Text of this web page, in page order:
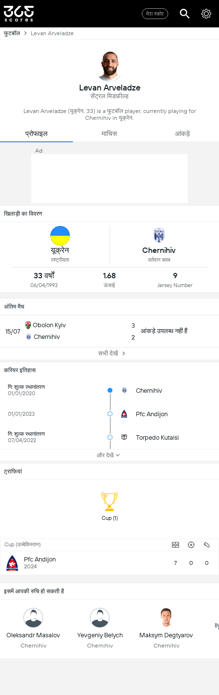
मेरा स्कोर
फुटबॉल Levan Arveladze
Levan Arveladze
सेंट्रल मिडफ़ील्ड
Levan Arveladze (यूक्रेन, 33) is a फुटबॉल player, currently playing for
Chernihiv in यूक्रेन.
प्रोफाइल माचिस आंकड़े
Ad
खिलाड़ी का विवरण
यूक्रेन
राष्ट्रीयता
Chernihiv
वर्तमान क्लब
33 वर्षों
06/04/1993
1.68
ऊंचाई
9
Jersey Number
अंतिम मैच
15/07
Obolon Kyiv
Chernihiv
3
2
आंकड़े उपलब्ध नहीं हैं
सभी देखें
करियर इतिहास
नि: शुल्क स्थानांतरण
01/01/2020
Chernihiv
01/01/2023 Pfc Andijon
नि: शुल्क स्थानांतरण
07/04/2022
Torpedo Kutaisi
और देखें
ट्राफियां
Cup (1)
Cup (उज़्बेकिस्तान)
Pfc Andijon
2024 7 0 0
इसमें आपकी रुचि हो सकती है
Oleksandr Masalov
Chernihiv
Yevgeniy Belych
Chernihiv
Maksym Degtyarov
Chernihiv